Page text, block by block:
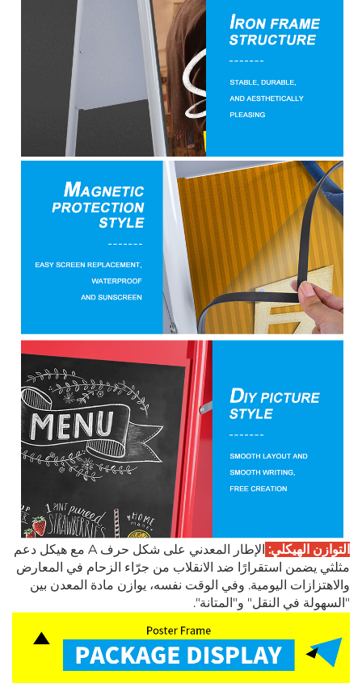
التوازن الهيكلي:
الإطار المعدني على شكل حرف A مع هيكل دعم
مثلثي يضمن استقرارًا ضد الانقلاب من جرّاء الزحام في المعارض
والاهتزازات اليومية. وفي الوقت نفسه، يوازن مادة المعدن بين
"السهولة في النقل" و"المتانة".